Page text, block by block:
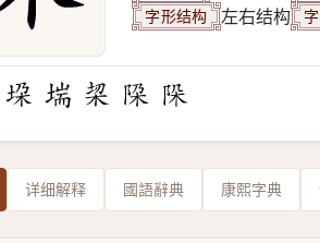
字形结构 左右结构
详细解释 國語辭典 康熙字典